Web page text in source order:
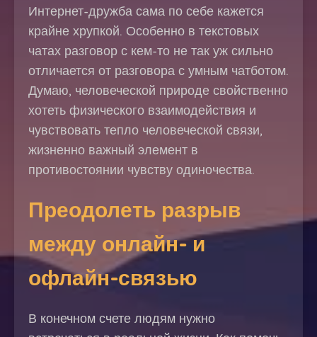
Интернет-дружба сама по себе кажется
крайне хрупкой. Особенно в текстовых
чатах разговор с кем-то не так уж сильно
отличается от разговора с умным чатботом.
Думаю, человеческой природе свойственно
хотеть физического взаимодействия и
чувствовать тепло человеческой связи,
жизненно важный элемент в
противостоянии чувству одиночества.
Преодолеть разрыв
между онлайн- и
офлайн-связью
В конечном счете людям нужно